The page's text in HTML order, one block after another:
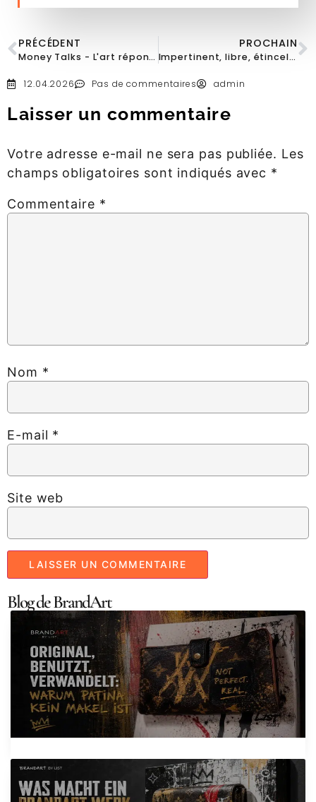
PRÉCÉDENT
Money Talks - L'art répond.
PROCHAIN
Impertinent, libre, étincelant - le luxe avec un clin d'œil
12.04.2026 Pas de commentaires admin
Laisser un commentaire
Votre adresse e-mail ne sera pas publiée. Les
champs obligatoires sont indiqués avec *
Commentaire *
Nom *
E-mail *
Site web
Blog de BrandArt